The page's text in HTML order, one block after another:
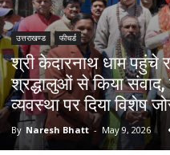
उत्तराखण्ड फीचर्ड
श्री केदारनाथ धाम पहुंचे
श्रद्धालुओं से किया संवाद,
व्यवस्था पर दिया विशेष
By Naresh Bhatt - May 9, 2026